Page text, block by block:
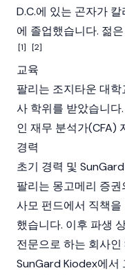
D.C.에 있는 곤자가
에 졸업했습니다. 젊
[1] [2]
교육
팔리는 조지타운 대
사 학위를 받았습니다
인 재무 분석가(CFA)
경력
초기 경력 및 SunGard
팔리는 몽고메리 증
사모 펀드에서 직책
했습니다. 이후 파생
전문으로 하는 회사
SunGard Kiodex에서